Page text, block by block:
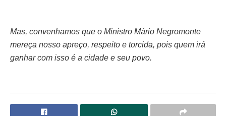
Mas, convenhamos que o Ministro Mário Negromonte
mereça nosso apreço, respeito e torcida, pois quem irá
ganhar com isso é a cidade e seu povo.